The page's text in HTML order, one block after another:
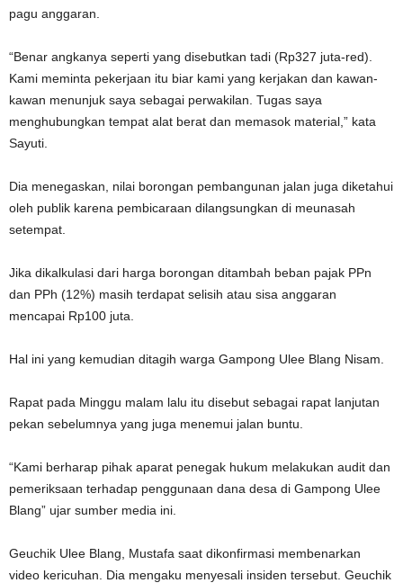
pagu anggaran.
“Benar angkanya seperti yang disebutkan tadi (Rp327 juta-red).
Kami meminta pekerjaan itu biar kami yang kerjakan dan kawan-
kawan menunjuk saya sebagai perwakilan. Tugas saya
menghubungkan tempat alat berat dan memasok material,” kata
Sayuti.
Dia menegaskan, nilai borongan pembangunan jalan juga diketahui
oleh publik karena pembicaraan dilangsungkan di meunasah
setempat.
Jika dikalkulasi dari harga borongan ditambah beban pajak PPn
dan PPh (12%) masih terdapat selisih atau sisa anggaran
mencapai Rp100 juta.
Hal ini yang kemudian ditagih warga Gampong Ulee Blang Nisam.
Rapat pada Minggu malam lalu itu disebut sebagai rapat lanjutan
pekan sebelumnya yang juga menemui jalan buntu.
“Kami berharap pihak aparat penegak hukum melakukan audit dan
pemeriksaan terhadap penggunaan dana desa di Gampong Ulee
Blang” ujar sumber media ini.
Geuchik Ulee Blang, Mustafa saat dikonfirmasi membenarkan
video kericuhan. Dia mengaku menyesali insiden tersebut. Geuchik